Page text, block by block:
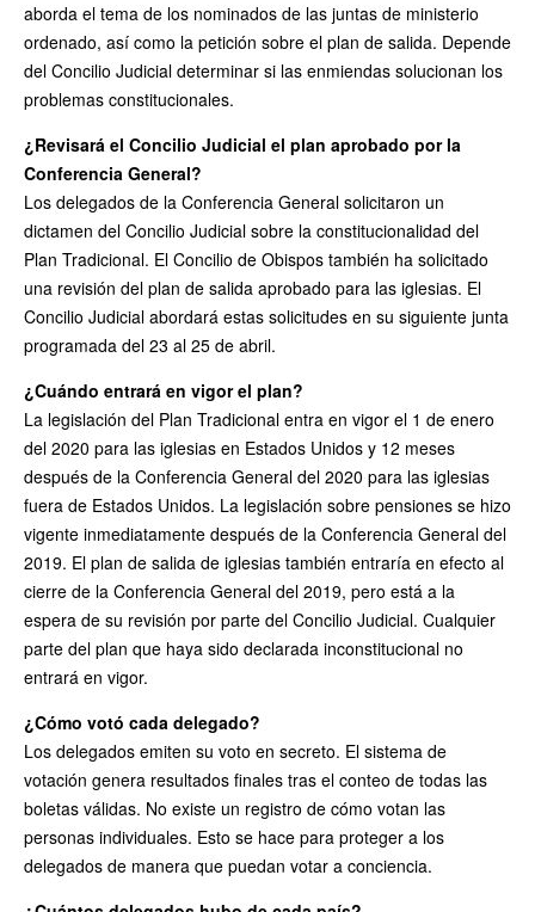
aborda el tema de los nominados de las juntas de ministerio
ordenado, así como la petición sobre el plan de salida. Depende
del Concilio Judicial determinar si las enmiendas solucionan los
problemas constitucionales.
¿Revisará el Concilio Judicial el plan aprobado por la
Conferencia General?
Los delegados de la Conferencia General solicitaron un
dictamen del Concilio Judicial sobre la constitucionalidad del
Plan Tradicional. El Concilio de Obispos también ha solicitado
una revisión del plan de salida aprobado para las iglesias. El
Concilio Judicial abordará estas solicitudes en su siguiente junta
programada del 23 al 25 de abril.
¿Cuándo entrará en vigor el plan?
La legislación del Plan Tradicional entra en vigor el 1 de enero
del 2020 para las iglesias en Estados Unidos y 12 meses
después de la Conferencia General del 2020 para las iglesias
fuera de Estados Unidos. La legislación sobre pensiones se hizo
vigente inmediatamente después de la Conferencia General del
2019. El plan de salida de iglesias también entraría en efecto al
cierre de la Conferencia General del 2019, pero está a la
espera de su revisión por parte del Concilio Judicial. Cualquier
parte del plan que haya sido declarada inconstitucional no
entrará en vigor.
¿Cómo votó cada delegado?
Los delegados emiten su voto en secreto. El sistema de
votación genera resultados finales tras el conteo de todas las
boletas válidas. No existe un registro de cómo votan las
personas individuales. Esto se hace para proteger a los
delegados de manera que puedan votar a conciencia.